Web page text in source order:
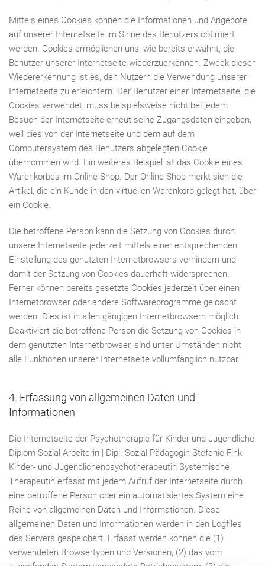
Mittels eines Cookies können die Informationen und Angebote
auf unserer Internetseite im Sinne des Benutzers optimiert
werden. Cookies ermöglichen uns, wie bereits erwähnt, die
Benutzer unserer Internetseite wiederzuerkennen. Zweck dieser
Wiedererkennung ist es, den Nutzern die Verwendung unserer
Internetseite zu erleichtern. Der Benutzer einer Internetseite, die
Cookies verwendet, muss beispielsweise nicht bei jedem
Besuch der Internetseite erneut seine Zugangsdaten eingeben,
weil dies von der Internetseite und dem auf dem
Computersystem des Benutzers abgelegten Cookie
übernommen wird. Ein weiteres Beispiel ist das Cookie eines
Warenkorbes im Online-Shop. Der Online-Shop merkt sich die
Artikel, die ein Kunde in den virtuellen Warenkorb gelegt hat, über
ein Cookie.
Die betroffene Person kann die Setzung von Cookies durch
unsere Internetseite jederzeit mittels einer entsprechenden
Einstellung des genutzten Internetbrowsers verhindern und
damit der Setzung von Cookies dauerhaft widersprechen.
Ferner können bereits gesetzte Cookies jederzeit über einen
Internetbrowser oder andere Softwareprogramme gelöscht
werden. Dies ist in allen gängigen Internetbrowsern möglich.
Deaktiviert die betroffene Person die Setzung von Cookies in
dem genutzten Internetbrowser, sind unter Umständen nicht
alle Funktionen unserer Internetseite vollumfänglich nutzbar.
4. Erfassung von allgemeinen Daten und
Informationen
Die Internetseite der Psychotherapie für Kinder und Jugendliche
Diplom Sozial Arbeiterin | Dipl. Sozial Pädagogin Stefanie Fink
Kinder- und Jugendlichenpsychotherapeutin Systemische
Therapeutin erfasst mit jedem Aufruf der Internetseite durch
eine betroffene Person oder ein automatisiertes System eine
Reihe von allgemeinen Daten und Informationen. Diese
allgemeinen Daten und Informationen werden in den Logfiles
des Servers gespeichert. Erfasst werden können die (1)
verwendeten Browsertypen und Versionen, (2) das vom